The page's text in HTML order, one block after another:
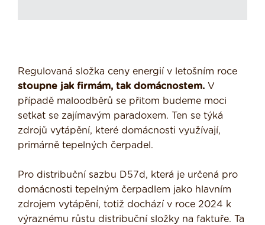
Regulovaná složka ceny energií v letošním roce
stoupne jak firmám, tak domácnostem. V
případě maloodběrů se přitom budeme moci
setkat se zajímavým paradoxem. Ten se týká
zdrojů vytápění, které domácnosti využívají,
primárně tepelných čerpadel.
Pro distribuční sazbu D57d, která je určená pro
domácnosti tepelným čerpadlem jako hlavním
zdrojem vytápění, totiž dochází v roce 2024 k
výraznému růstu distribuční složky na faktuře. Ta